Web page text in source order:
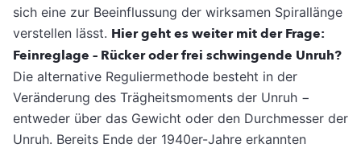
sich eine zur Beeinflussung der wirksamen Spirallänge
verstellen lässt. Hier geht es weiter mit der Frage:
Feinreglage – Rücker oder frei schwingende Unruh?
Die alternative Reguliermethode besteht in der
Veränderung des Trägheitsmoments der Unruh −
entweder über das Gewicht oder den Durchmesser der
Unruh. Bereits Ende der 1940er-Jahre erkannten